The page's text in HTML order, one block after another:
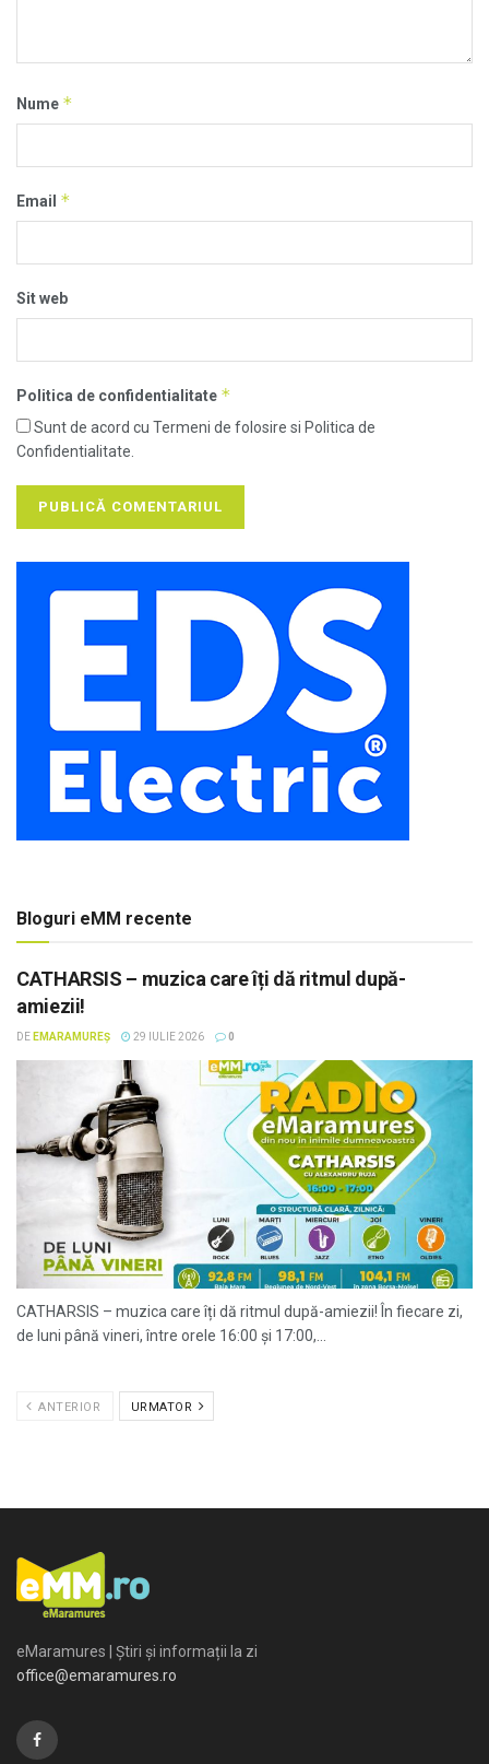
Nume *
Email *
Sit web
Politica de confidentialitate *
Sunt de acord cu Termeni de folosire si Politica de
Confidentialitate.
Bloguri eMM recente
CATHARSIS – muzica care îți dă ritmul după-
amiezii!
DE EMARAMUREȘ 29 IULIE 2026 0
CATHARSIS – muzica care îți dă ritmul după-amiezii! În fiecare zi,
de luni până vineri, între orele 16:00 și 17:00,...
ANTERIOR URMATOR
eMaramures | Știri și informații la zi
office@emaramures.ro